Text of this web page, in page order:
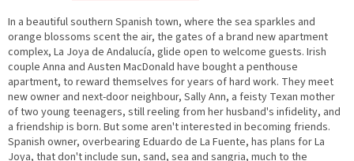
In a beautiful southern Spanish town, where the sea sparkles and
orange blossoms scent the air, the gates of a brand new apartment
complex, La Joya de Andalucía, glide open to welcome guests. Irish
couple Anna and Austen MacDonald have bought a penthouse
apartment, to reward themselves for years of hard work. They meet
new owner and next-door neighbour, Sally Ann, a feisty Texan mother
of two young teenagers, still reeling from her husband's infidelity, and
a friendship is born. But some aren't interested in becoming friends.
Spanish owner, overbearing Eduardo de La Fuente, has plans for La
Joya, that don't include sun, sand, sea and sangria, much to the